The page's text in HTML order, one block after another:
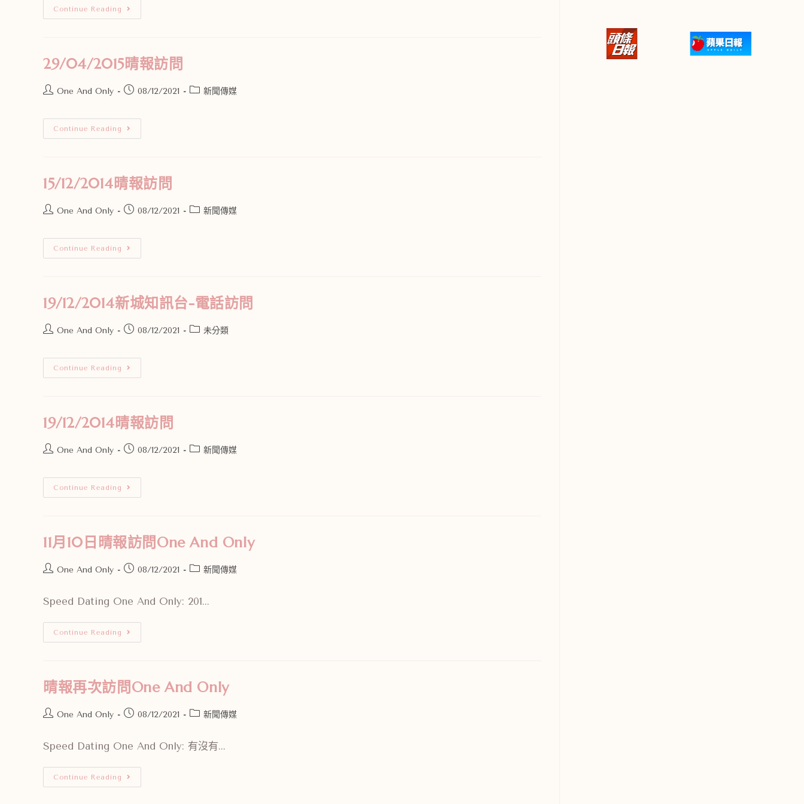
Continue Reading
29/04/2015晴報訪問
One And Only 08/12/2021 新聞傳媒
Continue Reading
15/12/2014晴報訪問
One And Only 08/12/2021 新聞傳媒
Continue Reading
19/12/2014新城知訊台-電話訪問
One And Only 08/12/2021 未分類
Continue Reading
19/12/2014晴報訪問
One And Only 08/12/2021 新聞傳媒
Continue Reading
11月10日晴報訪問One And Only
One And Only 08/12/2021 新聞傳媒
Speed Dating One And Only: 201...
Continue Reading
晴報再次訪問One And Only
One And Only 08/12/2021 新聞傳媒
Speed Dating One And Only: 有沒有...
Continue Reading